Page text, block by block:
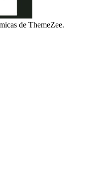
de ThemeZee.